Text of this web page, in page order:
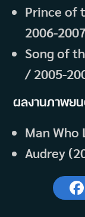
Prince of
2006-
Song of
/ 2005-
ผลงานภาพย
Man Who
Audrey